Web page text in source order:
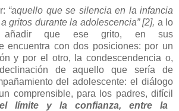
“aquello que se silencia en la infancia
gritos durante la adolescencia” [2], a lo
añadir que ese grito, en sus
encuentra con dos posiciones: por un
y por el otro, la condescendencia o,
de aquello que sería de
del adolescente: el diálogo
comprensible, para los padres, difícil
límite y la confianza, entre la